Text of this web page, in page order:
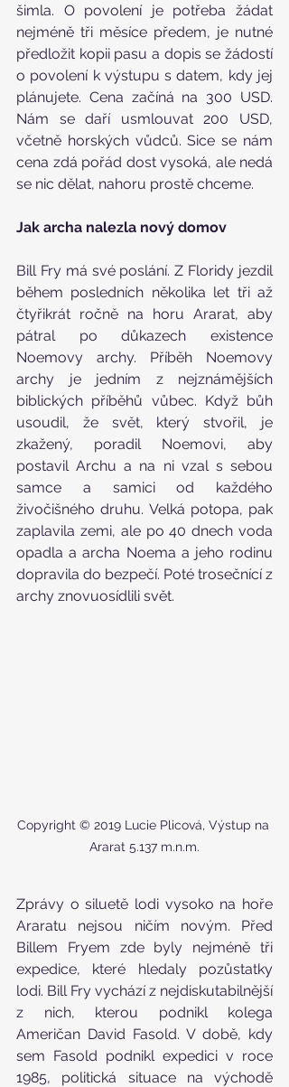
šimla. O povolení je potřeba žádat
nejméně tři měsíce předem, je nutné
předložit kopii pasu a dopis se žádostí
o povolení k výstupu s datem, kdy jej
plánujete. Cena začíná na 300 USD.
Nám se daří usmlouvat 200 USD,
včetně horských vůdců. Sice se nám
cena zdá pořád dost vysoká, ale nedá
se nic dělat, nahoru prostě chceme.
Jak archa nalezla nový domov
Bill Fry má své poslání. Z Floridy jezdil
během posledních několika let tři až
čtyřikrát ročně na horu Ararat, aby
pátral po důkazech existence
Noemovy archy. Příběh Noemovy
archy je jedním z nejznámějších
biblických příběhů vůbec. Když bůh
usoudil, že svět, který stvořil, je
zkažený, poradil Noemovi, aby
postavil Archu a na ni vzal s sebou
samce a samici od každého
živočišného druhu. Velká potopa, pak
zaplavila zemi, ale po 40 dnech voda
opadla a archa Noema a jeho rodinu
dopravila do bezpečí. Poté trosečnící z
archy znovuosídlili svět.
Copyright © 2019 Lucie Plicová, Výstup na
Ararat 5.137 m.n.m.
Zprávy o siluetě lodi vysoko na hoře
Araratu nejsou ničím novým. Před
Billem Fryem zde byly nejméně tři
expedice, které hledaly pozůstatky
lodi. Bill Fry vychází z nejdiskutabilnější
z nich, kterou podnikl kolega
Američan David Fasold. V době, kdy
sem Fasold podnikl expedici v roce
1985, politická situace na východě